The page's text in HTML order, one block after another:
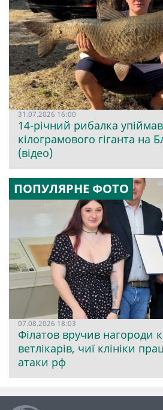
31.07.2026 16:00
14-річний рибалка
кілограмового гіганта на
(відео)
ПОПУЛЯРНЕ ФОТО
07.08.2026 18:03
Філатов вручив нагороди
ветлікарів, чиї клініки
атаки рф